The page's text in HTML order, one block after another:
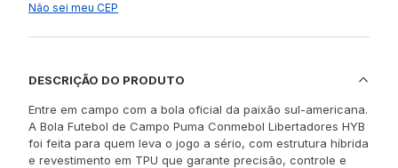
Não sei meu CEP
DESCRIÇÃO DO PRODUTO
Entre em campo com a bola oficial da paixão sul-americana.
A Bola Futebol de Campo Puma Conmebol Libertadores HYB
foi feita para quem leva o jogo a sério, com estrutura híbrida
e revestimento em TPU que garante precisão, controle e